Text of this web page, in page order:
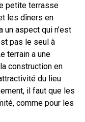
petite terrasse
les dîners en
aspect qui n’est
pas le seul à
terrain a une
construction en
du lieu
il faut que les
comme pour les